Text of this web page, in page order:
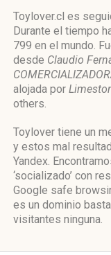
Toylover.cl es
Durante el tiempo
799 en el mundo.
desde Claudio
alojada por
others.
Toylover tiene un
y estos mal
Yandex.
‘socializado’ con
Google safe
es un dominio
visitantes ninguna.